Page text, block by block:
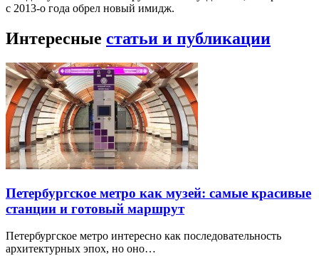
с 2013-о года обрел новый имидж.
Интересные статьи и публикации
Петербургское метро как музей: самые красивые
станции и готовый маршрут
Петербургское метро интересно как последовательность
архитектурных эпох, но оно…